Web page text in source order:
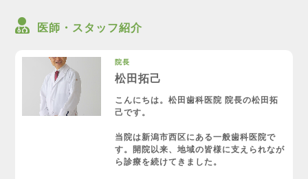
医師・スタッフ紹介
院長
松田拓己
こんにちは。松田歯科医院 院長の松田拓
己です。
当院は新潟市西区にある一般歯科医院で
す。開院以来、地域の皆様に支えられなが
ら診療を続けてきました。